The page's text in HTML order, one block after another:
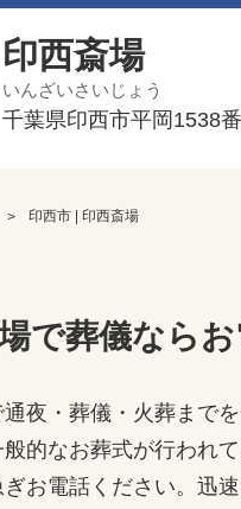
印西斎場
いんざいさいじょう
千葉県印西市平岡1538
印西市 | 印西斎場
で葬儀ならお
夜・葬儀・火葬まで
的なお葬式が行われ
お電話ください。迅速